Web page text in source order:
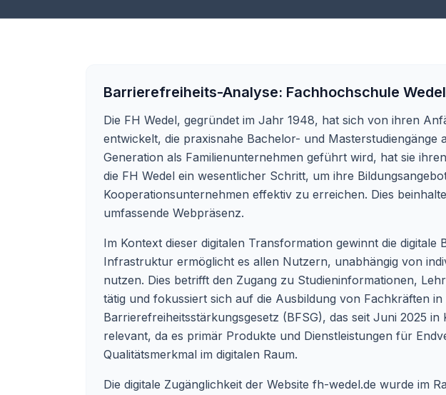
Barrierefreiheits-Analyse: Fachhochschule
Die FH Wedel, gegründet im Jahr 1948, hat sich von ihren
entwickelt, die praxisnahe Bachelor- und
Generation als Familienunternehmen geführt wird, hat sie
die FH Wedel ein wesentlicher Schritt, um ihre
Kooperationsunternehmen effektiv zu erreichen. Dies
umfassende Webpräsenz.
Im Kontext dieser digitalen Transformation gewinnt die
Infrastruktur ermöglicht es allen Nutzern, unabhängig von
nutzen. Dies betrifft den Zugang zu Studieninformationen,
tätig und fokussiert sich auf die Ausbildung von Fachkräften
Barrierefreiheitsstärkungsgesetz (BFSG), das seit Juni 2025
relevant, da es primär Produkte und Dienstleistungen für
Qualitätsmerkmal im digitalen Raum.
Die digitale Zugänglichkeit der Website fh-wedel.de wurde im